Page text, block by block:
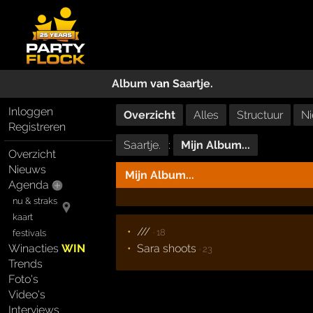
Album van Saartje.
Inloggen
Registreren
Overzicht
Nieuws
Agenda
nu & straks
kaart
festivals
WinactiesWIN
Trends
Foto's
Video's
Interviews
Overzicht Alles Structuur
Saartje. : Mijn Album...
Mijn Album...
/// · 18
Sara shoots · 23